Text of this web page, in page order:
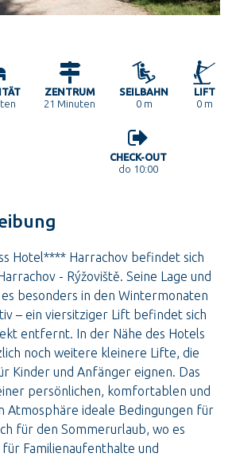
ZENTRUM
21 Minuten
SEILBAHN
0 m
LIFT
0 m
CHECK-OUT
do 10:00
Hotel**** Harrachov befindet sich
- Rýžoviště. Seine Lage und
besonders in den Wintermonaten
– ein viersitziger Lift befindet sich
entfernt. In der Nähe des Hotels
noch weitere kleinere Lifte, die
Kinder und Anfänger eignen. Das
persönlichen, komfortablen und
Atmosphäre ideale Bedingungen für
für den Sommerurlaub, wo es
Familienaufenthalte und